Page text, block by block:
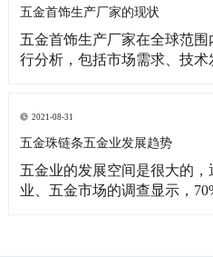
洁剂仔细清理。 冲洗与擦干：
五金首饰生产厂家的现状
五金首饰生产厂家在全球范
行分析，包括市场需求、技
个性化和定制化服务。 线上
展，越来越多的五金首饰厂家
2021-08-31
五金珠链条五金业发展趋势
五金业的发展空间是很大的
业、五金市场的调查显示，